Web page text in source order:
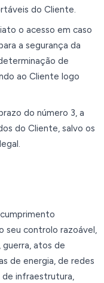
do Cliente.
o acesso em caso
a segurança da
de
ao Cliente logo
do número 3, a
do Cliente, salvo os
controlo razoável,
atos de
de energia, de redes
infraestrutura,